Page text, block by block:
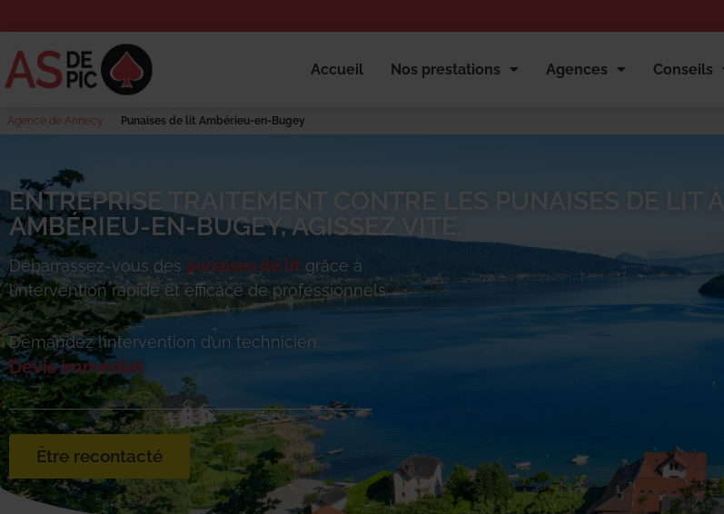
Accueil Nos prestations Agences Conseils
Agence de Annecy Punaises de lit Ambérieu-en-Bugey
ENTREPRISE TRAITEMENT CONTRE LES PUNAISES DE LIT À
AMBÉRIEU-EN-BUGEY, AGISSEZ VITE.
Débarrassez-vous des punaises de lit grâce à
l’intervention rapide et efficace de professionnels.
Demandez l’intervention d’un technicien.
Devis immédiat
Être recontacté